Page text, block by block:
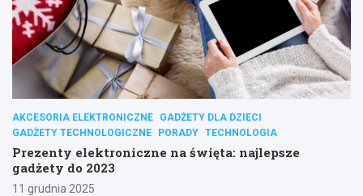
AKCESORIA ELEKTRONICZNE
GADŻETY DLA DZIECI
GADŻETY TECHNOLOGICZNE
PORADY TECHNOLOGIA
Prezenty elektroniczne na święta: najlepsze
gadżety do 2023
11 grudnia 2025